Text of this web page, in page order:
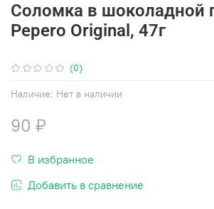
(0)
Наличие: Нет в наличии
Соломка в шоколадной
Pepero Original, 47г
90 ₽
В избранное
Добавить в сравнение